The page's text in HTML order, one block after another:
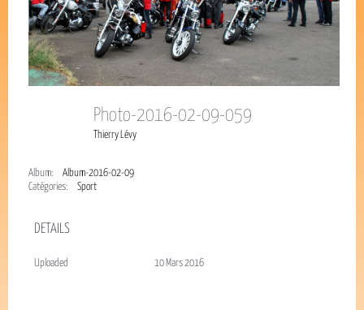
Photo-2016-02-09-059
Thierry Lévy
Album:
Album-2016-02-09
Catégories:
Sport
DETAILS
Uploaded 10 Mars 2016